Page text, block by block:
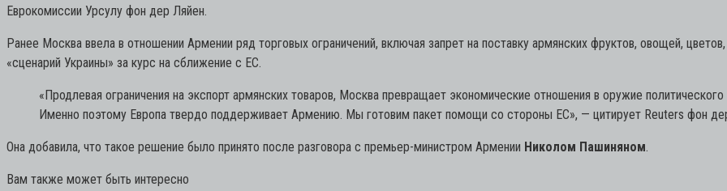
Еврокомиссии Урсулу фон дер Ляйен.
Ранее Москва ввела в отношении Армении ряд торговых ограничений, включая запрет на поставку армянских фруктов, овощей,
«сценарий Украины» за курс на сближение с ЕС.
«Продлевая ограничения на экспорт армянских товаров, Москва превращает экономические отношения в оружие
Именно поэтому Европа твердо поддерживает Армению. Мы готовим пакет помощи со стороны ЕС», — цитирует Reuters фон
Она добавила, что такое решение было принято после разговора с премьер-министром Армении Николом Пашиняном.
Вам также может быть интересно